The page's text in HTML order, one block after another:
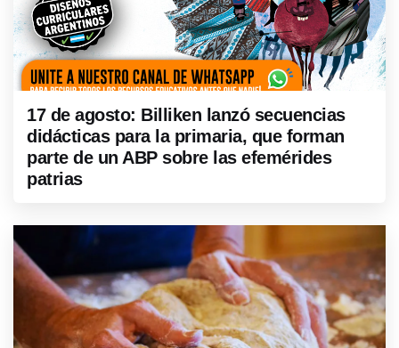
17 de agosto: Billiken lanzó secuencias
didácticas para la primaria, que forman
parte de un ABP sobre las efemérides
patrias